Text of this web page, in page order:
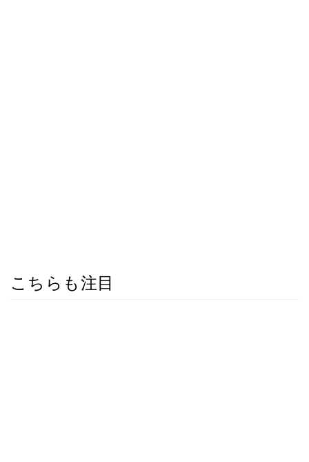
こちらも注目